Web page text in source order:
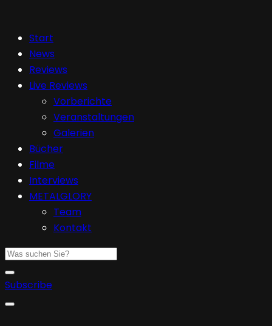
Start
News
Reviews
Live Reviews
Vorberichte
Veranstaltungen
Galerien
Bücher
Filme
Interviews
METALGLORY
Team
Kontakt
Subscribe